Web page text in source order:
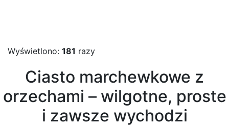
Wyświetlono: 181 razy
Ciasto marchewkowe z
orzechami – wilgotne, proste
i zawsze wychodzi